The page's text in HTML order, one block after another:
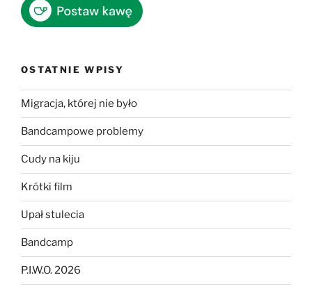
OSTATNIE WPISY
Migracja, której nie było
Bandcampowe problemy
Cudy na kiju
Krótki film
Upał stulecia
Bandcamp
P.I.W.O. 2026